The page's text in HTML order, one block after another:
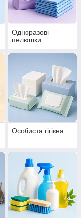
Одноразові
пелюшки
Особиста гігієна